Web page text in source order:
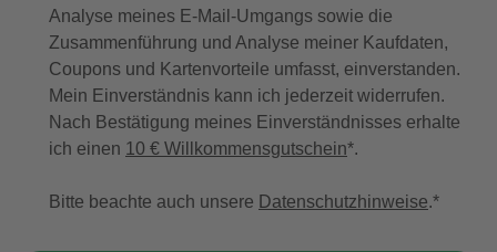
Analyse meines E-Mail-Umgangs sowie die
Zusammenführung und Analyse meiner Kaufdaten,
Coupons und Kartenvorteile umfasst, einverstanden.
Mein Einverständnis kann ich jederzeit widerrufen.
Nach Bestätigung meines Einverständnisses erhalte
ich einen 10 € Willkommensgutschein*.
Bitte beachte auch unsere Datenschutzhinweise.